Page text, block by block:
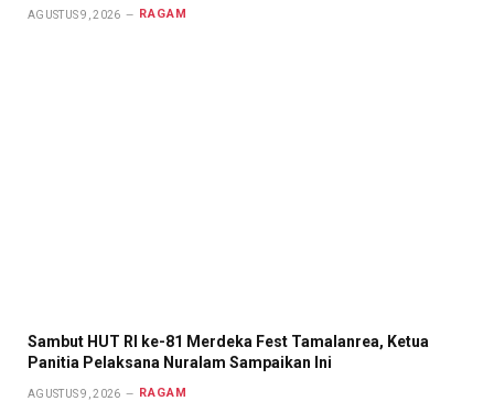
AGUSTUS 9, 2026 RAGAM
Sambut HUT RI ke-81 Merdeka Fest Tamalanrea, Ketua
Panitia Pelaksana Nuralam Sampaikan Ini
AGUSTUS 9, 2026 RAGAM